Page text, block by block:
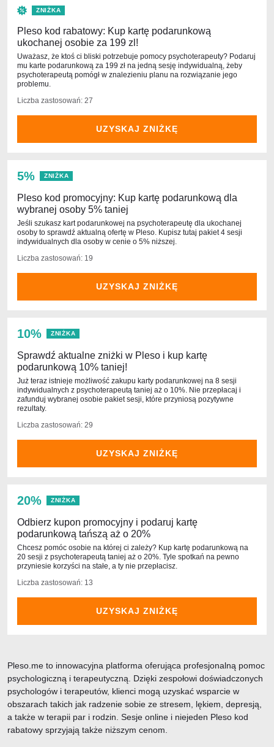
ZNIŻKA
Pleso kod rabatowy: Kup kartę podarunkową
ukochanej osobie za 199 zl!
Uważasz, że ktoś ci bliski potrzebuje pomocy psychoterapeuty? Podaruj
mu karte podarunkową za 199 zł na jedną sesję indywidualną, żeby
psychoterapeutą pomógł w znalezieniu planu na rozwiązanie jego
problemu.
Liczba zastosowań: 27
UZYSKAJ ZNIŻKĘ
5% ZNIŻKA
Pleso kod promocyjny: Kup kartę podarunkową dla
wybranej osoby 5% taniej
Jeśli szukasz kart podarunkowej na psychoterapeutę dla ukochanej
osoby to sprawdź aktualną ofertę w Pleso. Kupisz tutaj pakiet 4 sesji
indywidualnych dla osoby w cenie o 5% niższej.
Liczba zastosowań: 19
UZYSKAJ ZNIŻKĘ
10% ZNIŻKA
Sprawdź aktualne zniżki w Pleso i kup kartę
podarunkową 10% taniej!
Już teraz istnieje możliwość zakupu karty podarunkowej na 8 sesji
indywidualnych z psychoterapeutą taniej aż o 10%. Nie przepłacaj i
zafunduj wybranej osobie pakiet sesji, które przyniosą pozytywne
rezultaty.
Liczba zastosowań: 29
UZYSKAJ ZNIŻKĘ
20% ZNIŻKA
Odbierz kupon promocyjny i podaruj kartę
podarunkową tańszą aż o 20%
Chcesz pomóc osobie na której ci zależy? Kup kartę podarunkową na
20 sesji z psychoterapeutą taniej aż o 20%. Tyle spotkań na pewno
przyniesie korzyści na stałe, a ty nie przepłacisz.
Liczba zastosowań: 13
UZYSKAJ ZNIŻKĘ
Pleso.me to innowacyjna platforma oferująca profesjonalną pomoc
psychologiczną i terapeutyczną. Dzięki zespołowi doświadczonych
psychologów i terapeutów, klienci mogą uzyskać wsparcie w
obszarach takich jak radzenie sobie ze stresem, lękiem, depresją,
a także w terapii par i rodzin. Sesje online i niejeden Pleso kod
rabatowy sprzyjają także niższym cenom.